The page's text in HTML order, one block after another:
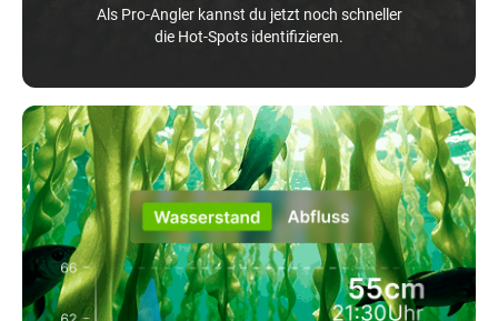
Als Pro-Angler kannst du jetzt noch schneller
die Hot-Spots identifizieren.